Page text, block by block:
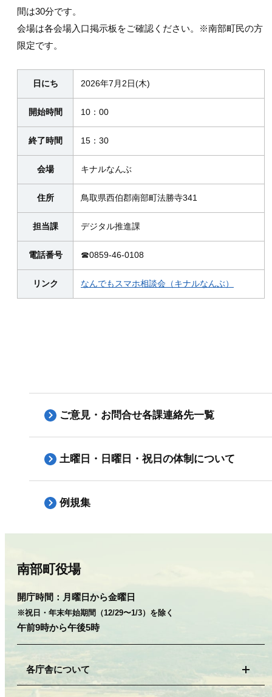
間は30分です。
会場は各会場入口掲示板をご確認ください。※南部町民の方
限定です。
日にち 2026年7月2日(木)
開始時間 10：00
終了時間 15：30
会場 キナルなんぶ
住所 鳥取県西伯郡南部町法勝寺341
担当課 デジタル推進課
電話番号 ☎0859-46-0108
リンク なんでもスマホ相談会（キナルなんぶ）
ご意見・お問合せ各課連絡先一覧
土曜日・日曜日・祝日の体制について
例規集
南部町役場
開庁時間： 月曜日から金曜日
※祝日・年末年始期間（12/29〜1/3）を除く
午前9時から午後5時
各庁舎について